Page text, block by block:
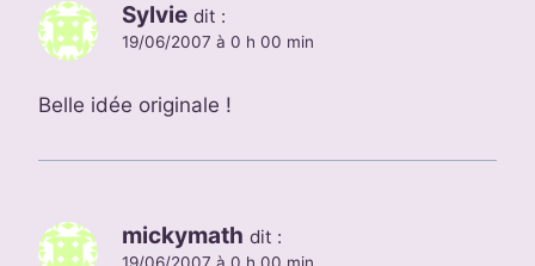
Sylvie dit :
19/06/2007 à 0 h 00 min
Belle idée originale !
mickymath dit :